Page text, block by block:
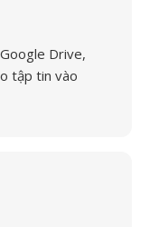
Drive,
tập tin vào